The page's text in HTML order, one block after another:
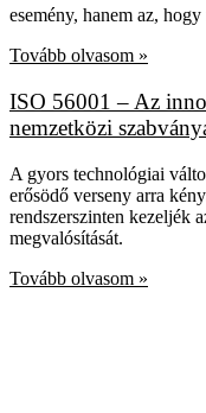
esemény, hanem az,
Tovább olvasom »
ISO 56001 – Az
nemzetközi
A gyors technológiai
erősödő verseny arra
rendszerszinten kezeljék
megvalósítását.
Tovább olvasom »